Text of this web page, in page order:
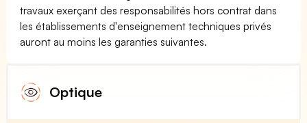
travaux exerçant des responsabilités hors contrat dans
les établissements d'enseignement techniques privés
auront au moins les garanties suivantes.
Optique